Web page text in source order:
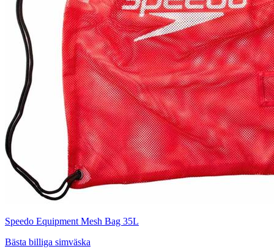
Speedo Equipment Mesh Bag 35L
Bästa billiga simväska